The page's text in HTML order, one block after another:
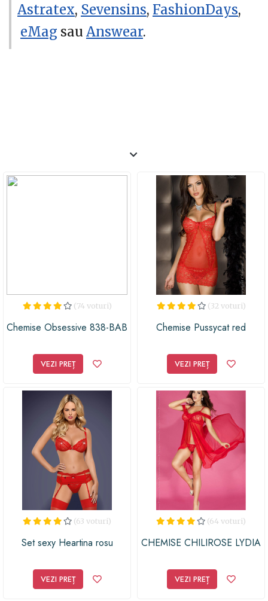
Astratex, Sevensins, FashionDays,
eMag sau Answear.
(74 voturi)
Chemise Obsessive 838-BAB
VEZI PREȚ
(32 voturi)
Chemise Pussycat red
VEZI PREȚ
(63 voturi)
Set sexy Heartina rosu
VEZI PREȚ
(64 voturi)
CHEMISE CHILIROSE LYDIA
VEZI PREȚ